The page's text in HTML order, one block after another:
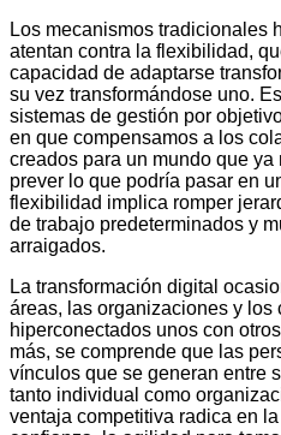
Los mecanismos tradicionales
atentan contra la flexibilidad,
capacidad de adaptarse
su vez transformándose uno.
sistemas de gestión por
en que compensamos a los
creados para un mundo que
prever lo que podría pasar en
flexibilidad implica romper
de trabajo predeterminados y
arraigados.
La transformación digital
áreas, las organizaciones y los
hiperconectados unos con
más, se comprende que las
vínculos que se generan entre
tanto individual como
ventaja competitiva radica en